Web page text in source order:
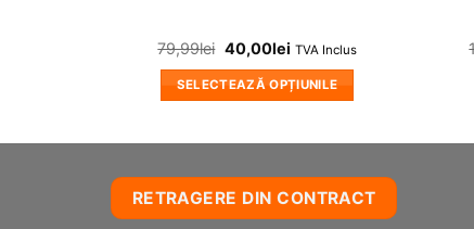
79,99lei 40,00lei TVA Inclus
SELECTEAZĂ OPȚIUNILE
mai
RETRAGERE DIN CONTRACT